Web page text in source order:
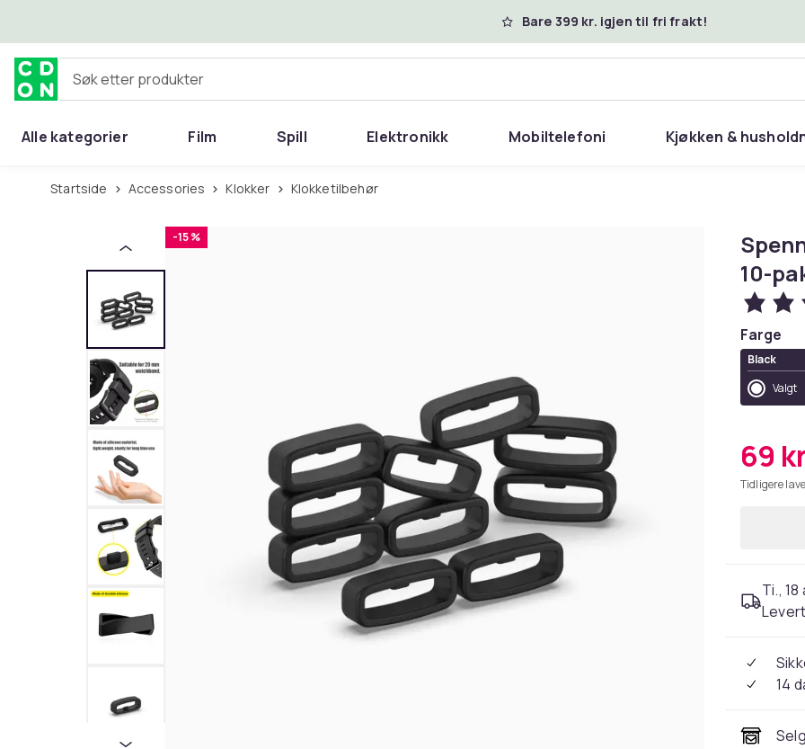
Bare 399 kr. igjen til fri frakt!
Søk etter produkter
Alle kategorier Film Spill Elektronikk Mobiltelefoni Kjøkken &
Startside Accessories Klokker Klokketilbehør
-15 %
10-
Farge
Black
Valgt
69
Tidligere
Ti.,
14